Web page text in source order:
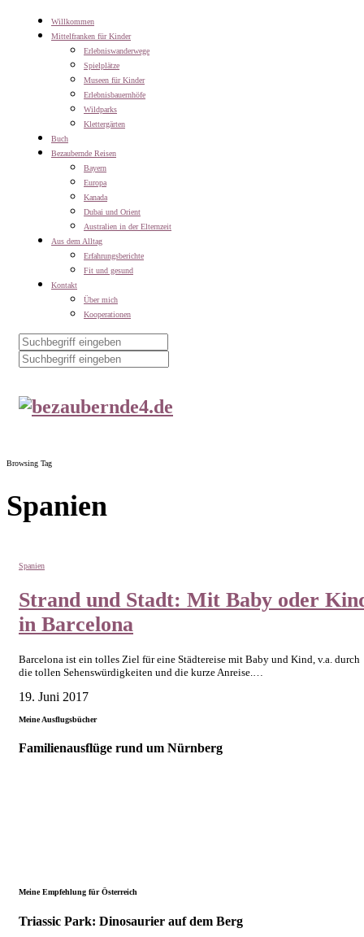
Willkommen
Mittelfranken für Kinder
Erlebniswanderwege
Spielplätze
Museen für Kinder
Erlebnisbauernhöfe
Wildparks
Klettergärten
Buch
Bezaubernde Reisen
Bayern
Europa
Kanada
Dubai und Orient
Australien in der Elternzeit
Aus dem Alltag
Erfahrungsberichte
Fit und gesund
Kontakt
Über mich
Kooperationen
Browsing Tag
Spanien
Spanien
Strand und Stadt: Mit Baby oder
in Barcelona
Barcelona ist ein tolles Ziel für eine Städtereise mit Baby und Kind, v.a. durch
die tollen Sehenswürdigkeiten und die kurze Anreise.…
19. Juni 2017
Meine Ausflugsbücher
Familienausflüge rund um Nürnberg
Meine Empfehlung für Österreich
Triassic Park: Dinosaurier auf dem Berg